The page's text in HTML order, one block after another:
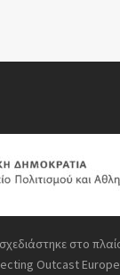
στο
Outcast